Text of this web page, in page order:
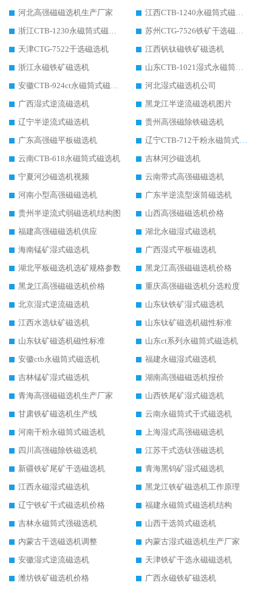
河北高强磁磁选机生产厂家
江西CTB-1240永磁筒式磁选机厂家
浙江CTB-1230永磁筒式磁选机生产厂家
苏州CTG-7526铁矿干选磁选机
天津CTG-7522干选磁选机
江西钒钛磁铁矿磁选机
浙江永磁铁矿磁选机
山东CTB-1021湿式永磁筒式磁选机
安徽CTB-924ct永磁筒式磁选机
河北湿式磁选机公司
广西湿式逆流磁选机
黑龙江半逆流磁选机图片
辽宁半逆流式磁选机
贵州高强磁除铁磁选机
广东高强磁平板磁选机
辽宁CTB-712干粉永磁筒式磁选机
云南CTB-618永磁筒式磁选机
吉林河沙磁选机
宁夏河沙磁选机视频
云南带式高强磁磁选机
河南小型高强磁磁选机
广东半逆流型滚筒磁选机
贵州半逆流式弱磁选机结构图
山西高强磁磁选机价格
福建高强磁磁选机供应
湖北永磁湿式磁选机
海南锰矿湿式磁选机
广西湿式平板磁选机
湖北平板磁选机选矿规格参数
黑龙江高强磁磁选机价格
黑龙江高强磁磁选机价格
重庆高强磁磁选机分选粒度
北京湿式逆流磁选机
山东钛铁矿湿式磁选机
江西水选钛矿磁选机
山东钛矿磁选机磁性标准
山东钛矿磁选机磁性标准
山东ct系列永磁筒式磁选机
安徽ctb永磁筒式磁选机
福建永磁湿式磁选机
吉林锰矿湿式磁选机
湖南高强磁磁选机报价
青海高强磁磁选机生产厂家
山西铁尾矿湿式磁选机
甘肃铁矿磁选机生产线
云南永磁筒式干式磁选机
河南干粉永磁筒式磁选机
上海湿式高强磁磁选机
四川高强磁除铁磁选机
江苏干式选钛强磁选机
新疆铁矿尾矿干选磁选机
青海黑钨矿湿式磁选机
江西永磁湿式磁选机
黑龙江铁矿磁选机工作原理
辽宁铁矿干式磁选机价格
福建永磁筒式磁选机结构
吉林永磁筒式强磁选机
山西干选筒式磁选机
内蒙古干选磁选机调整
内蒙古湿式磁选机生产厂家
安徽湿式逆流磁选机
天津铁矿干选永磁磁选机
潍坊铁矿磁选机价格
广西永磁铁矿磁选机